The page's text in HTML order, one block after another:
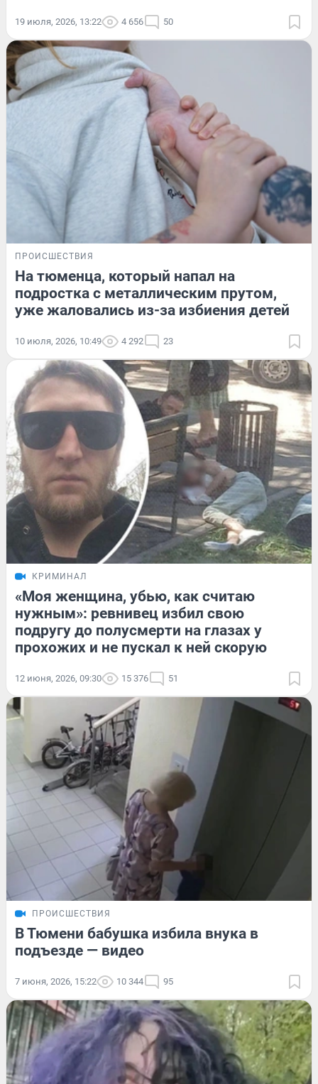
19 июля, 2026, 13:22 4 656 50
ПРОИСШЕСТВИЯ
На тюменца, который напал на
подростка с металлическим прутом,
уже жаловались из-за избиения детей
10 июля, 2026, 10:49 4 292 23
КРИМИНАЛ
«Моя женщина, убью, как считаю
нужным»: ревнивец избил свою
подругу до полусмерти на глазах у
прохожих и не пускал к ней скорую
12 июня, 2026, 09:30 15 376 51
ПРОИСШЕСТВИЯ
В Тюмени бабушка избила внука в
подъезде — видео
7 июня, 2026, 15:22 10 344 95